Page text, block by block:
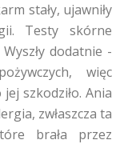
stały, ujawniły
Testy skórne
dodatnie -
więc
szkodziło. Ania
zwłaszcza ta
brała przez